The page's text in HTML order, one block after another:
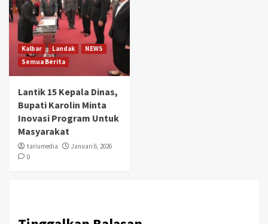
Kalbar Landak
NEWS
Semua Berita
Lantik 15 Kepala Dinas,
Bupati Karolin Minta
Inovasi Program Untuk
Masyarakat
tariumedia
Januari 6, 2026
0